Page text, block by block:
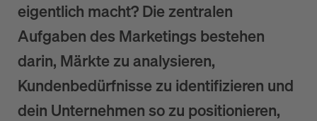
eigentlich macht? Die zentralen
Aufgaben des Marketings bestehen
darin, Märkte zu analysieren,
Kundenbedürfnisse zu identifizieren und
dein Unternehmen so zu positionieren,